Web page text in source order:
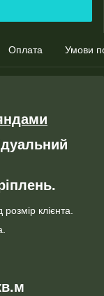
Оплата Умови
клієнта.